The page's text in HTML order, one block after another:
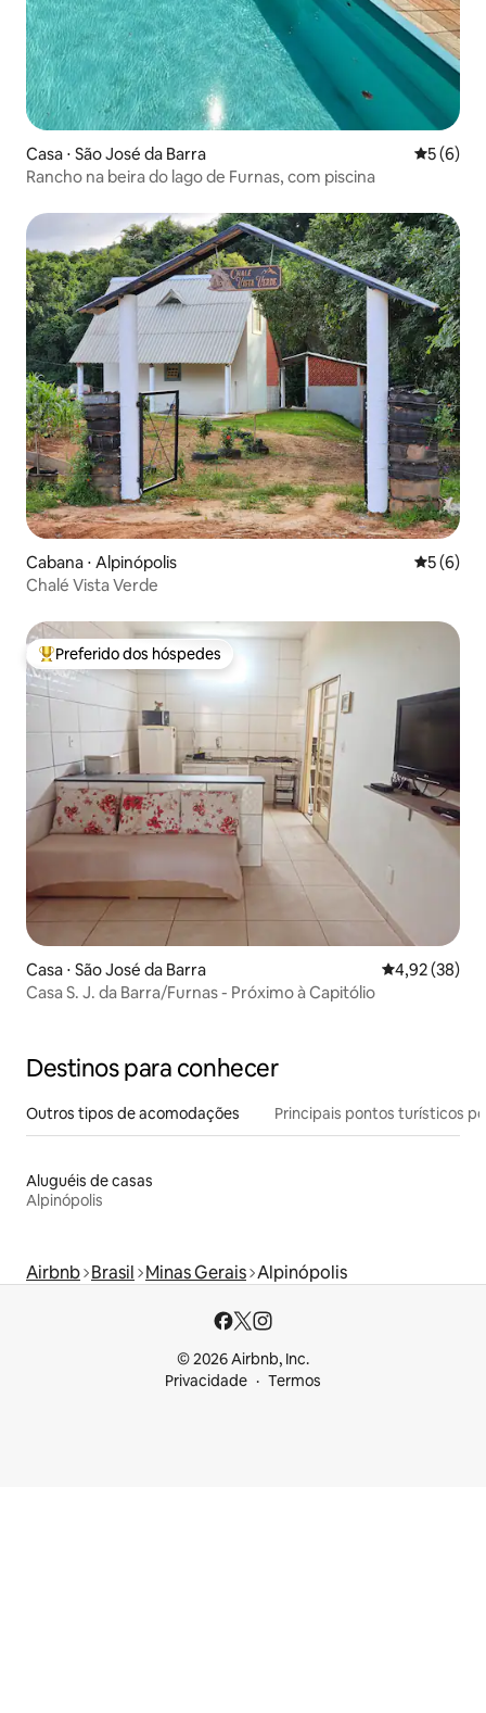
Casa ⋅ São José da Barra 5 de
5 (6)
Rancho na beira do lago de Furnas, com piscina
Cabana ⋅ Alpinópolis 5 de
5 (6)
Chalé Vista Verde
Entre os melhores preferidos dos hóspedes
Preferido dos hóspedes
Casa ⋅ São José da Barra 4,92 de uma
4,92 (38)
Casa S. J. da Barra/Furnas - Próximo à Capitólio
Destinos para conhecer
Outros tipos de acomodações Principais pontos turísticos
Aluguéis de casas
Alpinópolis
Airbnb Brasil Minas Gerais Alpinópolis
© 2026 Airbnb, Inc.
Privacidade
Termos